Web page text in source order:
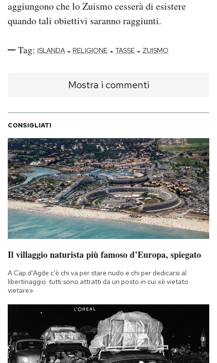
aggiungono che lo Zuismo cesserà di esistere
quando tali obiettivi saranno raggiunti.
Tag: ISLANDA - RELIGIONE - TASSE - ZUISMO
Mostra i commenti
CONSIGLIATI
Il villaggio naturista più famoso d’Europa, spiegato
A Cap d'Agde c'è chi va per stare nudo e chi per dedicarsi al
libertinaggio: tutti sono attratti da un posto in cui «è vietato
vietare»